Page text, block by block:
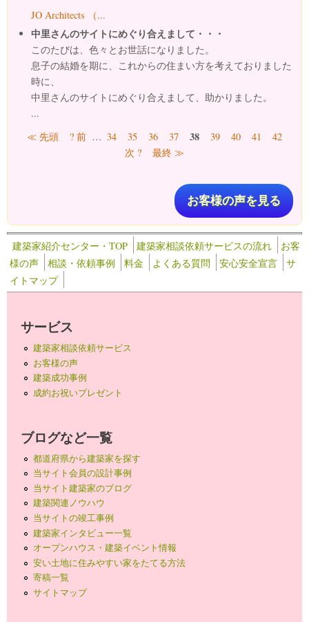
JO Architects （...
中里さんのサイトにめぐり合えまして・・・
このたびは、色々とお世話になりました。
息子の結婚を期に、これからの住まい方を考えておりました
時に、
中里さんのサイトにめぐり合えまして、助かりました。
...
ページ
≪ 先頭 ? 前 … 34 35 36 37 38 39 40 41
42
次 ?
最終 ≫
お客様の声を見る
建築家紹介センター・TOP 建築家相談依頼サービスの流れ
お客
様の声
相談・依頼事例 料金 よくある質問 安心安全宣言
サ
イトマップ
サービス
建築家相談依頼サービス
お客様の声
建築成功事例
成約お祝いプレゼント
ブログなど一覧
都道府県から建築家を探す
当サイト会員の設計事例
当サイト建築家のブログ
建築関連ノウハウ
当サイトの竣工事例
建築家インタビュー一覧
オープンハウス・建築イベント情報
安い土地に住みやすい家をたてる方法
寄稿一覧
サイトマップ